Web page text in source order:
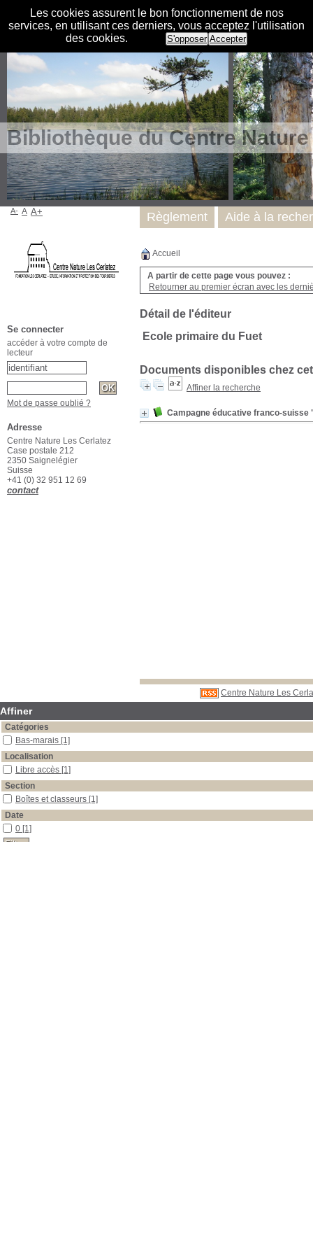
Les cookies assurent le bon fonctionnement de nos
services, en utilisant ces derniers, vous acceptez l'utilisation
des cookies.
S'opposer Accepter
Bibliothèque du Centre
Accueil
A partir de cette page vous pouvez :
Retourner au premier écran avec les
Détail de l'éditeur
Ecole primaire du Fuet
Documents disponibles chez
Affiner la recherche
Campagne éducative franco-suisse
Centre Nature Les
Règlement Aide à la
A- A A+
Se connecter
accéder à votre compte de
lecteur
Mot de passe oublié ?
Adresse
Centre Nature Les Cerlatez
Case postale 212
2350 Saignelégier
Suisse
+41 (0) 32 951 12 69
contact
Affiner
Catégories
Bas-marais [1]
Localisation
Libre accès [1]
Section
Boîtes et classeurs [1]
Date
0 [1]